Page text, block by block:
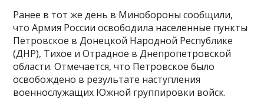
Ранее в тот же день в Минобороны сообщили,
что Армия России освободила населенные пункты
Петровское в Донецкой Народной Республике
(ДНР), Тихое и Отрадное в Днепропетровской
области. Отмечается, что Петровское было
освобождено в результате наступления
военнослужащих Южной группировки войск.